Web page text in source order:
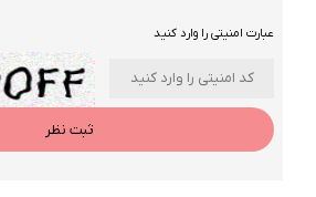
عبارت امنیتی را وارد کنید
ثبت نظر